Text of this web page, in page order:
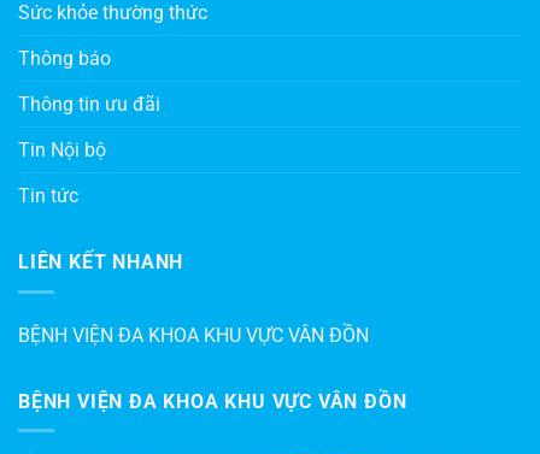
Sức khỏe thường thức
Thông báo
Thông tin ưu đãi
Tin Nội bộ
Tin tức
LIÊN KẾT NHANH
BỆNH VIỆN ĐA KHOA KHU VỰC VÂN ĐỒN
BỆNH VIỆN ĐA KHOA KHU VỰC VÂN ĐỒN